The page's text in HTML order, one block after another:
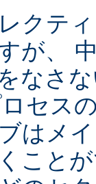
クテ
が、
なさ
セス
はメ
こと